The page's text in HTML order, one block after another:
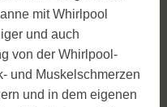
mit Whirlpool
und auch
von der Whirlpool-
und Muskelschmerzen
und in dem eigenen